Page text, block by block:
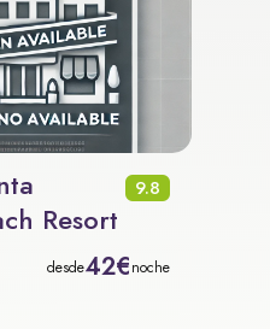
Resort
9.8
desde42€noche